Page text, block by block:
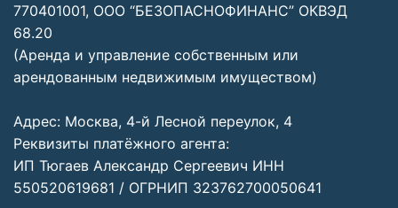
770401001, ООО “БЕЗОПАСНОФИНАНС” ОКВЭД
68.20
(Аренда и управление собственным или
арендованным недвижимым имуществом)
Адрес: Москва, 4-й Лесной переулок, 4
Реквизиты платёжного агента:
ИП Тюгаев Александр Сергеевич ИНН
550520619681 / ОГРНИП 323762700050641